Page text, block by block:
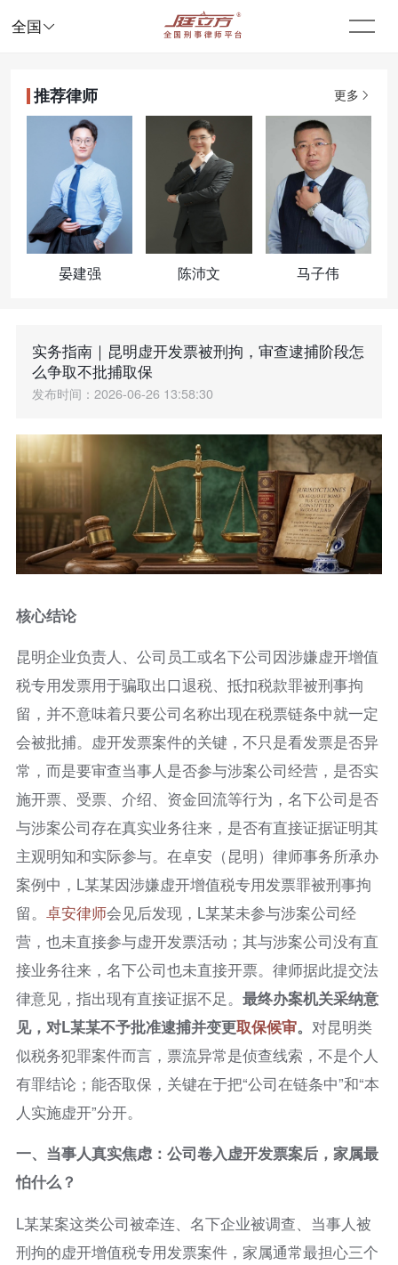
全国 
推荐律师 更多
晏建强 陈沛文 马子伟
实务指南｜昆明虚开发票被刑拘，审查逮捕阶段怎
么争取不批捕取保
发布时间：2026-06-26 13:58:30
核心结论
昆明企业负责人、公司员工或名下公司因涉嫌虚开增值
税专用发票用于骗取出口退税、抵扣税款罪被刑事拘
留，并不意味着只要公司名称出现在税票链条中就一定
会被批捕。虚开发票案件的关键，不只是看发票是否异
常，而是要审查当事人是否参与涉案公司经营，是否实
施开票、受票、介绍、资金回流等行为，名下公司是否
与涉案公司存在真实业务往来，是否有直接证据证明其
主观明知和实际参与。在卓安（昆明）律师事务所承办
案例中，L某某因涉嫌虚开增值税专用发票罪被刑事拘
留。 卓安律师会见后发现，L某某未参与涉案公司经
营，也未直接参与虚开发票活动；其与涉案公司没有直
接业务往来，名下公司也未直接开票。律师据此提交法
律意见，指出现有直接证据不足。 最终办案机关采纳意
见，对L某某不予批准逮捕并变更取保候审。 对昆明类
似税务犯罪案件而言，票流异常是侦查线索，不是个人
有罪结论；能否取保，关键在于把“公司在链条中”和“本
人实施虚开”分开。
一、当事人真实焦虑：公司卷入虚开发票案后，家属最
怕什么？
L某某案这类公司被牵连、名下企业被调查、当事人被
刑拘的虚开增值税专用发票案件，家属通常最担心三个